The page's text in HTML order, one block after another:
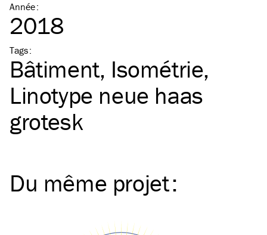
Année:
2018
Tags:
Bâtiment Isométrie
Linotype neue haas
grotesk
Du même projet: